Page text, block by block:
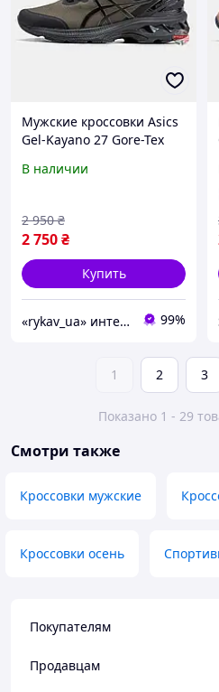
Мужские кроссовки Asics
Gel-Kayano 27 Gore-Tex
кроссовки асикс гель
В наличии
2 750₴
2 950 ₴
Купить
«rykav_ua» интернет магазин одежды и обуви 99%
1 2 3
Показано 1 - 29
Смотри также
Кроссовки мужские
Кроссовки осень
Покупателям
Продавцам